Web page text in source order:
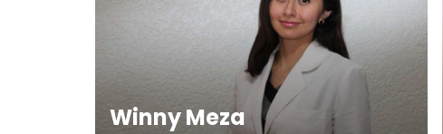
Winny Meza